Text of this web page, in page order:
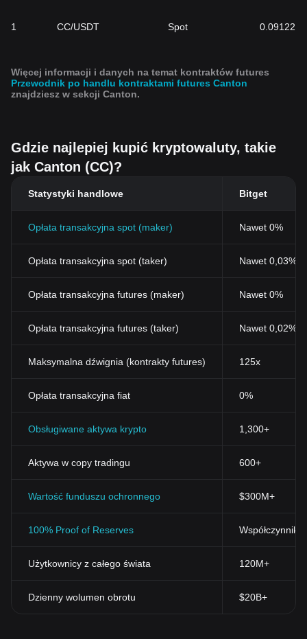
1 CC/USDT Spot 0.09122
Więcej informacji i danych na temat kontraktów futures
Przewodnik po handlu kontraktami futures Canton
znajdziesz w sekcji Canton.
Gdzie najlepiej kupić kryptowaluty, takie
jak Canton (CC)?
Statystyki handlowe Bitget
Opłata transakcyjna spot (maker) Nawet 0%
Opłata transakcyjna spot (taker) Nawet 0,03%
Opłata transakcyjna futures (maker) Nawet 0%
Opłata transakcyjna futures (taker) Nawet 0,02%
Maksymalna dźwignia (kontrakty futures) 125x
Opłata transakcyjna fiat 0%
Obsługiwane aktywa krypto 1,300+
Aktywa w copy tradingu 600+
Wartość funduszu ochronnego $300M+
100% Proof of Reserves Współczynnik
Użytkownicy z całego świata 120M+
Dzienny wolumen obrotu $20B+